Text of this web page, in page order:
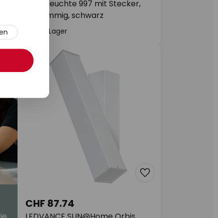
Wandleuchte 997 mit Stecker,
einflammig, schwarz
Auf Lager
CHF 87.74